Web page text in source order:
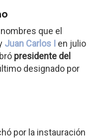
que el
Juan Carlos I en julio
presidente del
designado por
por la instauración